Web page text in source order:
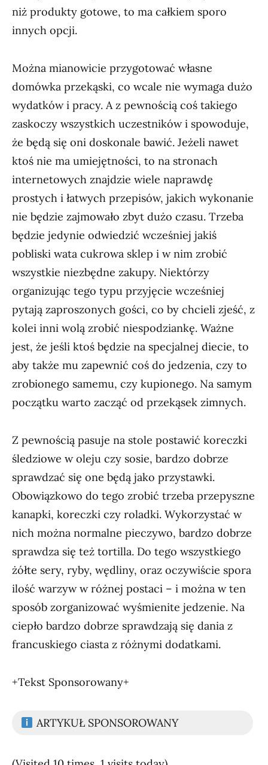
niż produkty gotowe, to ma całkiem sporo
innych opcji.
Można mianowicie przygotować własne
domówka przekąski, co wcale nie wymaga dużo
wydatków i pracy. A z pewnością coś takiego
zaskoczy wszystkich uczestników i spowoduje,
że będą się oni doskonale bawić. Jeżeli nawet
ktoś nie ma umiejętności, to na stronach
internetowych znajdzie wiele naprawdę
prostych i łatwych przepisów, jakich wykonanie
nie będzie zajmowało zbyt dużo czasu. Trzeba
będzie jedynie odwiedzić wcześniej jakiś
pobliski wata cukrowa sklep i w nim zrobić
wszystkie niezbędne zakupy. Niektórzy
organizując tego typu przyjęcie wcześniej
pytają zaproszonych gości, co by chcieli zjeść, z
kolei inni wolą zrobić niespodziankę. Ważne
jest, że jeśli ktoś będzie na specjalnej diecie, to
aby także mu zapewnić coś do jedzenia, czy to
zrobionego samemu, czy kupionego. Na samym
początku warto zacząć od przekąsek zimnych.
Z pewnością pasuje na stole postawić koreczki
śledziowe w oleju czy sosie, bardzo dobrze
sprawdzać się one będą jako przystawki.
Obowiązkowo do tego zrobić trzeba przepyszne
kanapki, koreczki czy roladki. Wykorzystać w
nich można normalne pieczywo, bardzo dobrze
sprawdza się też tortilla. Do tego wszystkiego
żółte sery, ryby, wędliny, oraz oczywiście spora
ilość warzyw w różnej postaci – i można w ten
sposób zorganizować wyśmienite jedzenie. Na
ciepło bardzo dobrze sprawdzają się dania z
francuskiego ciasta z różnymi dodatkami.
+Tekst Sponsorowany+
ARTYKUŁ SPONSOROWANY